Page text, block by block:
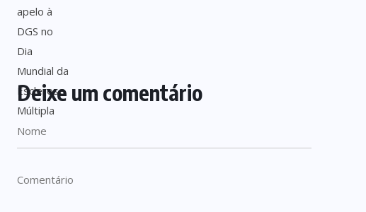
Deixe um comentário